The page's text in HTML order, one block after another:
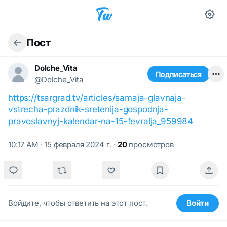
Пост
Dolche_Vita
@Dolche_Vita
Подписаться
https://tsargrad.tv/articles/samaja-glavnaja-
vstrecha-prazdnik-sretenija-gospodnja-
pravoslavnyj-kalendar-na-15-fevralja_959984
10:17 AM · 15 февраля 2024 г. · 20просмотров
Войдите, чтобы ответить на этот пост. Войти